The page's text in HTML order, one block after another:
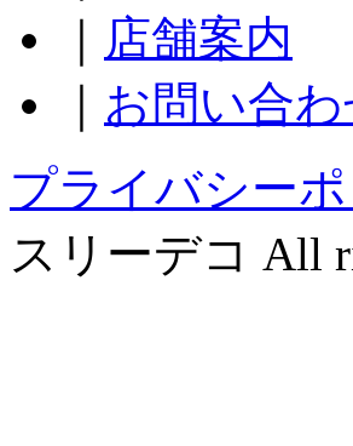
店舗案内
お問い合わ
プライバシー
スリーデコ All